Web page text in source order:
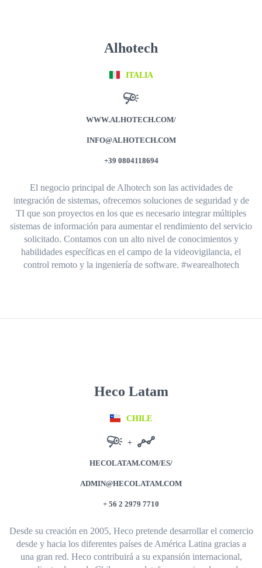
Alhotech
ITALIA
WWW.ALHOTECH.COM/
INFO@ALHOTECH.COM
+39 0804118694
El negocio principal de Alhotech son las actividades de
integración de sistemas, ofrecemos soluciones de seguridad y de
TI que son proyectos en los que es necesario integrar múltiples
sistemas de información para aumentar el rendimiento del servicio
solicitado. Contamos con un alto nivel de conocimientos y
habilidades específicas en el campo de la videovigilancia, el
control remoto y la ingeniería de software. #wearealhotech
Heco Latam
CHILE
+
HECOLATAM.COM/ES/
ADMIN@HECOLATAM.COM
+ 56 2 2979 7710
Desde su creación en 2005, Heco pretende desarrollar el comercio
desde y hacia los diferentes países de América Latina gracias a
una gran red. Heco contribuirá a su expansión internacional,